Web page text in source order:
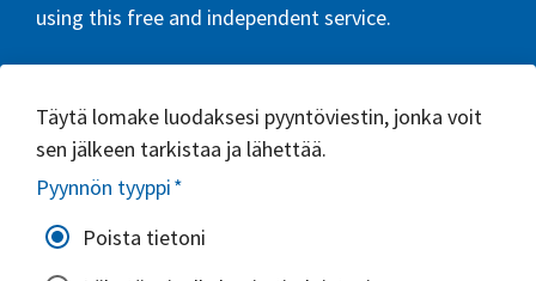
using this free and independent service.
Täytä lomake luodaksesi pyyntöviestin, jonka voit
sen jälkeen tarkistaa ja lähettää.
Pyynnön tyyppi*
Poista tietoni